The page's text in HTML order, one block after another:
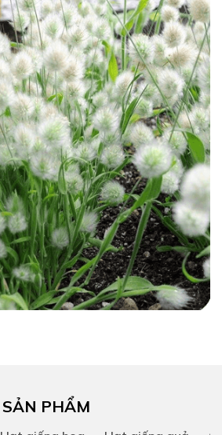
SẢN PHẨM